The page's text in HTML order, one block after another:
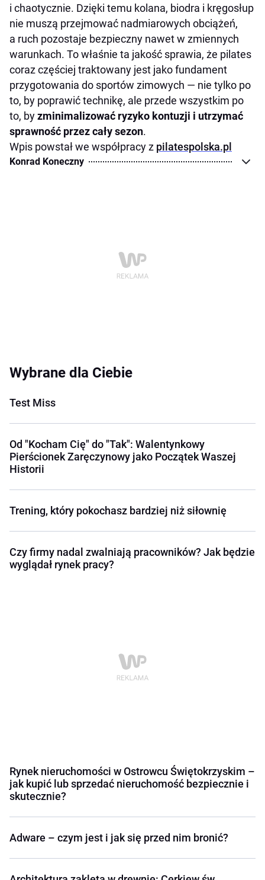
i chaotycznie. Dzięki temu kolana, biodra i kręgosłup
nie muszą przejmować nadmiarowych obciążeń,
a ruch pozostaje bezpieczny nawet w zmiennych
warunkach. To właśnie ta jakość sprawia, że pilates
coraz częściej traktowany jest jako fundament
przygotowania do sportów zimowych — nie tylko po
to, by poprawić technikę, ale przede wszystkim po
to, byzminimalizować ryzyko kontuzji i utrzymać
sprawność przez cały sezon.
Wpis powstał we współpracy z pilatespolska.pl
Konrad Koneczny
Wybrane dla Ciebie
Test Miss
Od "Kocham Cię" do "Tak": Walentynkowy
Pierścionek Zaręczynowy jako Początek Waszej
Historii
Trening, który pokochasz bardziej niż siłownię
Czy firmy nadal zwalniają pracowników? Jak będzie
wyglądał rynek pracy?
Rynek nieruchomości w Ostrowcu Świętokrzyskim –
jak kupić lub sprzedać nieruchomość bezpiecznie i
skutecznie?
Adware – czym jest i jak się przed nim bronić?